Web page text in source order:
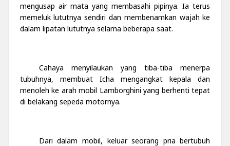
mengusap air mata yang membasahi pipinya. Ia terus
memeluk lututnya sendiri dan membenamkan wajah ke
dalam lipatan lututnya selama beberapa saat.
Cahaya menyilaukan yang tiba-tiba menerpa
tubuhnya, membuat Icha mengangkat kepala dan
menoleh ke arah mobil Lamborghini yang berhenti tepat
di belakang sepeda motornya.
Dari dalam mobil, keluar seorang pria bertubuh